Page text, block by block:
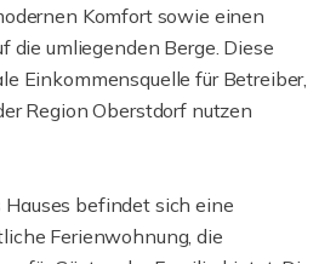
Komfort sowie einen
die umliegenden Berge. Diese
Einkommensquelle für Betreiber,
Region Oberstdorf nutzen
Hauses befindet sich eine
Ferienwohnung, die